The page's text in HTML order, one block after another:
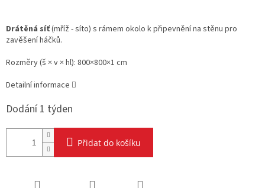
cena:
Drátěná síť(mříž - síto) s rámem okolo k připevnění na stěnu pro
zavěšení háčků.
Rozměry (š × v × hl): 800×800×1 cm
Detailní informace
Dodání 1 týden
Přidat do košíku